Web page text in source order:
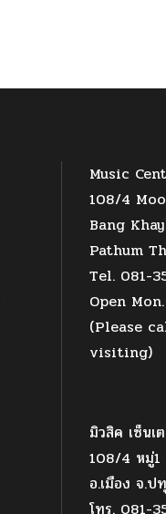
Music
108/4
Bang
Pathum
Tel. 081-
Open
(Please
visiting)
มิวสิค เซ็นเ
108/4 หมู่1
อ.เมือง จ.
โทร. 081-